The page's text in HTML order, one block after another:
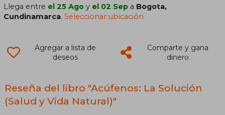
Llega entre el 25 Ago y el 02 Sep a Bogota,
Cundinamarca.Seleccionar ubicación
Agregar a lista de
deseos
Comparte y gana
dinero
Reseña del libro "Acúfenos: La Solución
(Salud y Vida Natural)"